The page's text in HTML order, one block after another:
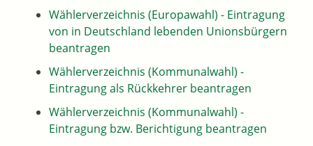
Wählerverzeichnis (Europawahl) - Eintragung
von in Deutschland lebenden Unionsbürgern
beantragen
Wählerverzeichnis (Kommunalwahl) -
Eintragung als Rückkehrer beantragen
Wählerverzeichnis (Kommunalwahl) -
Eintragung bzw. Berichtigung beantragen